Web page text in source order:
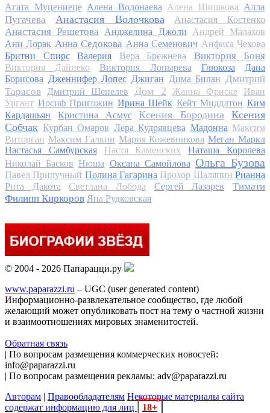
Агата Муцениеце Алена Водонаева Алена Шишкова Алла
Пугачева
Анастасия Волочкова Анастасия Костенко
Анастасия Решетова Анджелина Джоли
Андрей Малахов
Ани Лорак Анна Седокова Анна Семенович Анфиса Чехова
Бритни Спирс
Валерия Вера Брежнева Виктория Боня
Виктория Дайнеко Виктория Лопырева Глюкоза
Дана
Борисова Дженнифер Лопес Джиган Дима Билан Дмитрий
Тарасов
Дмитрий Шепелев Дом 2 Жанна Фриске
Иван
Ургант Иосиф Пригожин Ирина Шейк Кейт Миддлтон Ким
Кардашьян
Кристина Асмус Ксения Бородина
Ксения
Собчак Курбан Омаров Лера Кудрявцева Мадонна Максим
Виторган Максим Галкин Мария Кожевникова Меган Маркл
Настасья Самбурская
Настя Каменских
Наташа Королева
Николай Басков Нюша Оксана Самойлова Ольга Бузова
Павел Прилучный Полина Гагарина Прохор Шаляпин Рианна
Рита Дакота
Светлана Лобода Сергей Лазарев
Тимати
Филипп Киркоров Яна Рудковская
© 2004 - 2026 Папарацци.ру
www.paparazzi.ru – UGC (user generated content)
Информационно-развлекательное сообщество, где любой
желающий может опубликовать пост на тему о частной жизни
и взаимоотношениях мировых знаменитостей.
Обратная связь
| По вопросам размещения коммерческих новостей:
info@paparazzi.ru
| По вопросам размещения рекламы: adv@paparazzi.ru
Авторам | Правообладателям Некоторые материалы сайта
содержат информацию для лиц
18+